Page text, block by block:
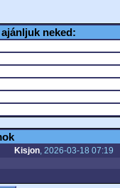
neked:
Kisjon, 2026-03-18 07:19